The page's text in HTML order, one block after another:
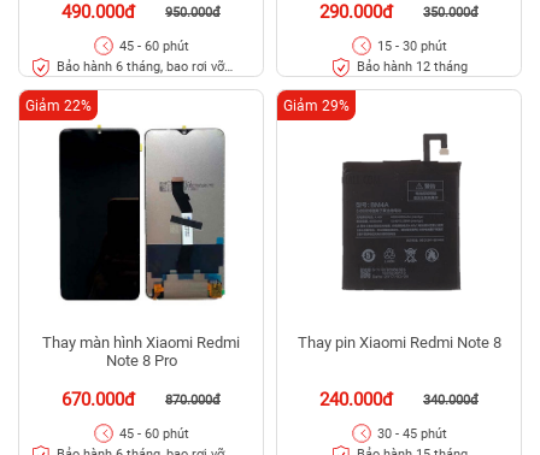
490.000đ 950.000đ
45 - 60 phút
Bảo hành 6 tháng, bao rơi vỡ
290.000đ 350.000đ
15 - 30 phút
Bảo hành 12 tháng
Thay màn hình Xiaomi Redmi
Note 8 Pro
670.000đ 870.000đ
Giảm 22%
45 - 60 phút
Thay pin Xiaomi Redmi Note 8
240.000đ 340.000đ
Giảm 29%
30 - 45 phút